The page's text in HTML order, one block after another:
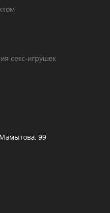
секс-игрушек
99